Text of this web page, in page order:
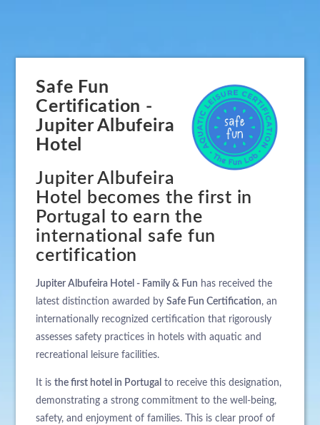
Safe Fun
Certification -
Jupiter Albufeira
Hotel
Jupiter Albufeira
Hotel becomes the first in
Portugal to earn the
international safe fun
certification
Jupiter Albufeira Hotel - Family & Fun has received the
latest distinction awarded bySafe Fun Certification, an
internationally recognized certification that rigorously
assesses safety practices in hotels with aquatic and
recreational leisure facilities.
It isthe first hotel in Portugal to receive this designation,
demonstrating a strong commitment to the well-being,
safety, and enjoyment of families. This is clear proof of